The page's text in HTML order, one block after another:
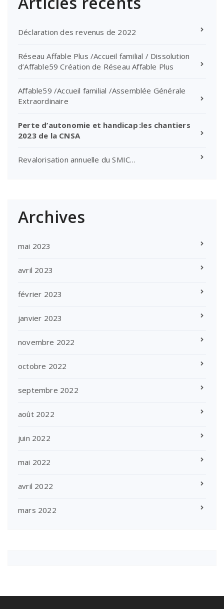
Déclaration des revenus de 2022
Réseau Affable Plus /Accueil familial / Dissolution
d’Affable59 Création de Réseau Affable Plus
Affable59 /Accueil familial /Assemblée Générale
Extraordinaire
Perte d’autonomie et handicap :les chantiers
2023 de la CNSA
Revalorisation annuelle du SMIC…
Archives
mai 2023
avril 2023
février 2023
janvier 2023
novembre 2022
octobre 2022
septembre 2022
août 2022
juin 2022
mai 2022
avril 2022
mars 2022